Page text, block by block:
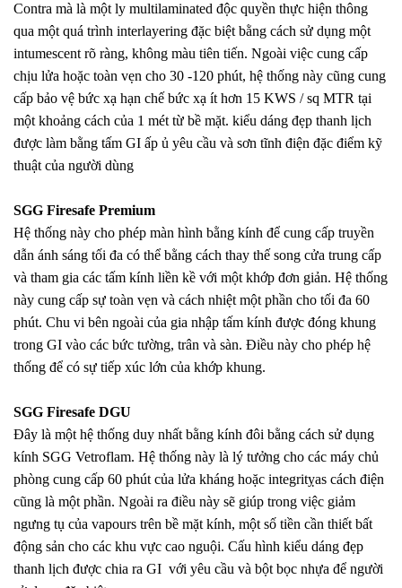
Contra mà là một ly multilaminated độc quyền thực hiện thông
qua một quá trình interlayering đặc biệt bằng cách sử dụng một
intumescent rõ ràng, không màu tiên tiến. Ngoài việc cung cấp
chịu lửa hoặc toàn vẹn cho 30 -120 phút, hệ thống này cũng cung
cấp bảo vệ bức xạ hạn chế bức xạ ít hơn 15 KWS / sq MTR tại
một khoảng cách của 1 mét từ bề mặt. kiểu dáng đẹp thanh lịch
được làm bằng tấm GI ấp ủ yêu cầu và sơn tĩnh điện đặc điểm kỹ
thuật của người dùng
SGG Firesafe Premium
Hệ thống này cho phép màn hình bằng kính để cung cấp truyền
dẫn ánh sáng tối đa có thể bằng cách thay thế song cửa trung cấp
và tham gia các tấm kính liền kề với một khớp đơn giản. Hệ thống
này cung cấp sự toàn vẹn và cách nhiệt một phần cho tối đa 60
phút. Chu vi bên ngoài của gia nhập tấm kính được đóng khung
trong GI vào các bức tường, trân và sàn. Điều này cho phép hệ
thống để có sự tiếp xúc lớn của khớp khung.
SGG Firesafe DGU
Đây là một hệ thống duy nhất bằng kính đôi bằng cách sử dụng
kính SGG Vetroflam. Hệ thống này là lý tưởng cho các máy chủ
phòng cung cấp 60 phút của lửa kháng hoặc integritỵas cách điện
cũng là một phần. Ngoài ra điều này sẽ giúp trong việc giảm
ngưng tụ của vapours trên bề mặt kính, một số tiền cần thiết bất
động sản cho các khu vực cao nguội. Cấu hình kiểu dáng đẹp
thanh lịch được chia ra GI với yêu cầu và bột bọc nhựa để người